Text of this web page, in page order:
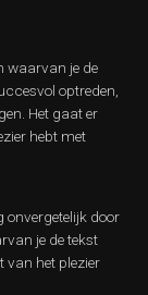
waarvan je de
optreden,
Het gaat er
hebt met
onvergetelijk door
je de tekst
van het plezier